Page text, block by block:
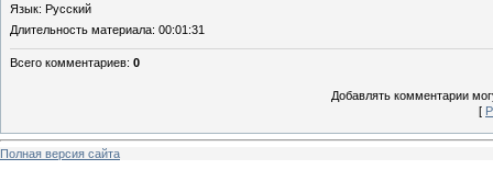
Язык: Русский
Длительность материала: 00:01:31
Всего комментариев: 0
Добавлять комментарии
[
Полная версия сайта